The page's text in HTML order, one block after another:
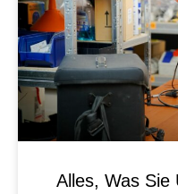
Alles, Was Sie